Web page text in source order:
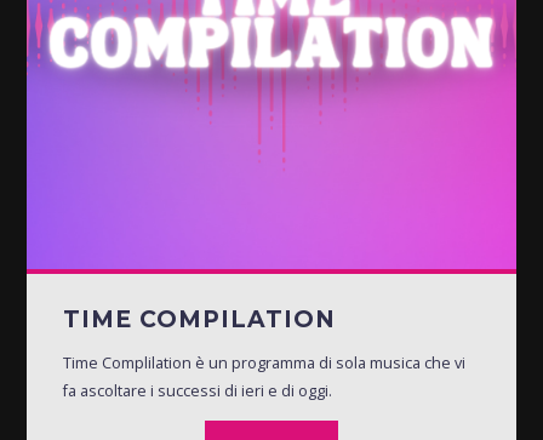
TIME COMPILATION
Time Complilation è un programma di sola musica che vi
fa ascoltare i successi di ieri e di oggi.